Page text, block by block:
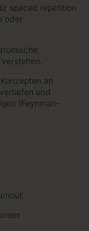
spaced repetition
oder
an
und
(Feynman-